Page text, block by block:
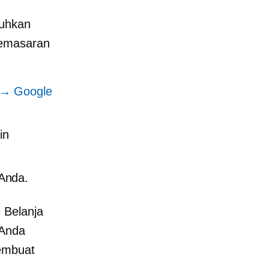
Google
Belanja